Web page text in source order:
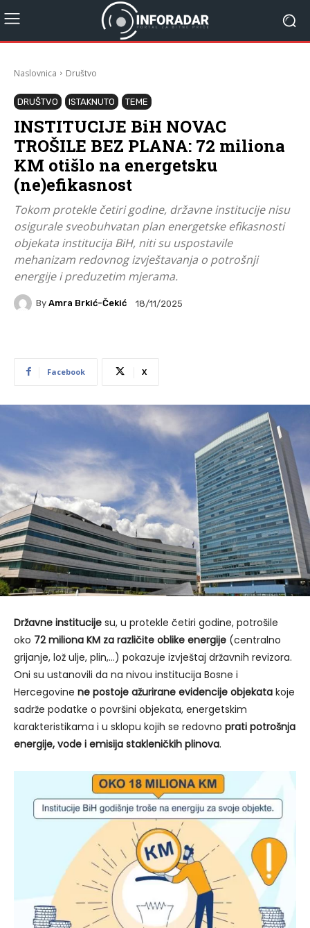
Naslovnica Društvo
DRUŠTVO ISTAKNUTO TEME
INSTITUCIJE BiH NOVAC
TROŠILE BEZ PLANA: 72 miliona
KM otišlo na energetsku
(ne)efikasnost
Tokom protekle četiri godine, državne institucije nisu
osigurale sveobuhvatan plan energetske efikasnosti
objekata institucija BiH, niti su uspostavile
mehanizam redovnog izvještavanja o potrošnji
energije i preduzetim mjerama.
By Amra Brkić-Čekić 18/11/2025
Facebook X
Državne institucije su, u protekle četiri godine, potrošile
oko 72 miliona KM za različite oblike energije (centralno
grijanje, lož ulje, plin,…) pokazuje izvještaj državnih revizora.
Oni su ustanovili da na nivou institucija Bosne i
Hercegovine ne postoje ažurirane evidencije objekata koje
sadrže podatke o površini objekata, energetskim
karakteristikama i u sklopu kojih se redovno prati potrošnja
energije, vode i emisija stakleničkih plinova.